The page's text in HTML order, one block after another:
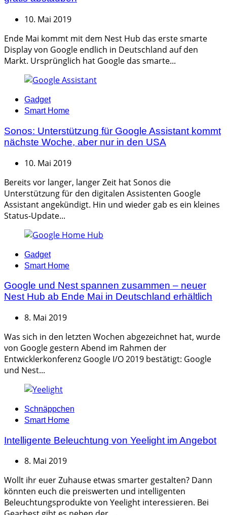
10. Mai 2019
Ende Mai kommt mit dem Nest Hub das erste smarte
Display von Google endlich in Deutschland auf den
Markt. Ursprünglich hat Google das smarte...
Categories
Gadget
Smart Home
Sonos: Unterstützung für Google Assistant kommt
nächste Woche, aber nur in den USA
10. Mai 2019
Bereits vor langer, langer Zeit hat Sonos die
Unterstützung für den digitalen Assistenten Google
Assistant angekündigt. Hin und wieder gab es ein kleines
Status-Update...
Categories
Gadget
Smart Home
Google und Nest spannen zusammen – neuer
Nest Hub ab Ende Mai in Deutschland erhältlich
8. Mai 2019
Was sich in den letzten Wochen abgezeichnet hat, wurde
von Google gestern Abend im Rahmen der
Entwicklerkonferenz Google I/O 2019 bestätigt: Google
und Nest...
Categories
Schnäppchen
Smart Home
Intelligente Beleuchtung von Yeelight im Angebot
8. Mai 2019
Wollt ihr euer Zuhause etwas smarter gestalten? Dann
könnten euch die preiswerten und intelligenten
Beleuchtungsprodukte von Yeelight interessieren. Bei